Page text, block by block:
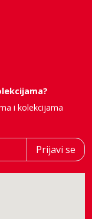
i kolekcijama
Prijavi se